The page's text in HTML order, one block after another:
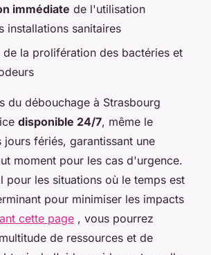
immédiate de l'utilisation
installations sanitaires
de la prolifération des bactéries et
du débouchage à Strasbourg
disponible 24/7, même le
jours fériés, garantissant une
moment pour les cas d'urgence.
pour les situations où le temps est
pour minimiser les impacts
cette page , vous pourrez
de ressources et de